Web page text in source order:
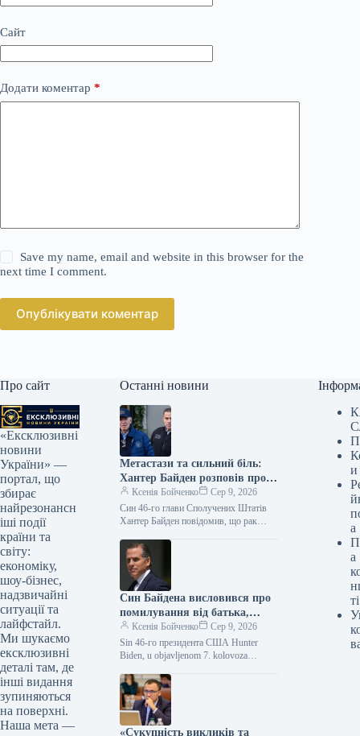
Сайт
Додати коментар *
Save my name, email and website in this browser for the
next time I comment.
Опублікувати коментар
Про сайт
«Ексклюзивні
новини
України» —
портал, що
збирає
найрезонансн
іші події
країни та
світу:
економіку,
шоу-бізнес,
надзвичайні
ситуації та
лайфстайл.
Ми шукаємо
ексклюзивні
деталі там, де
інші видання
зупиняються
на поверхні.
Наша мета —
Останні новини
Метастази та сильний біль:
Хантер Байден розповів про
погіршення здоров’я батька-
онкохворого
Ксенія Бойченко
Сер 9, 2026
Син 46-го глави Сполучених Штатів
Хантер Байден повідомив, що рак
дав ускладнення на кістки…
Син Байдена висловився про
помилування від батька,
назвавши його шкідливим
для американців та спадщини
президента.
Ксенія Бойченко
Сер 9, 2026
Sin 46-го президента США Hunter
Biden, u objavljenom 7. kolovoza
oprost, koji je dobio od…
«Сукупність викликів та
и
а
а
ті